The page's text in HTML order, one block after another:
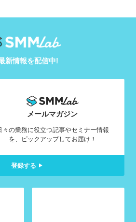
新情報を配信中!
メールマガジン
々の業務に役立つ記事やセミナー情報
を、ピックアップしてお届け！
登録する